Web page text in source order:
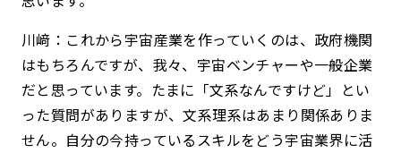
川﨑：これから宇宙産業を作っていくのは、政府機関
はもちろんですが、我々、宇宙ベンチャーや一般企業
だと思っています。たまに「文系なんですけど」とい
った質問がありますが、文系理系はあまり関係ありま
せん。自分の今持っているスキルをどう宇宙業界に活